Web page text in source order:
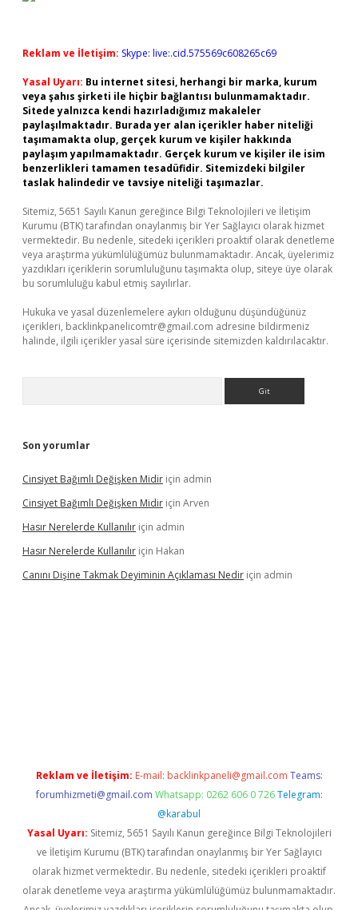
Reklam ve İletişim: Skype: live:.cid.575569c608265c69
Yasal Uyarı: Bu internet sitesi, herhangi bir marka, kurum
veya şahıs şirketi ile hiçbir bağlantısı bulunmamaktadır.
Sitede yalnızca kendi hazırladığımız makaleler
paylaşılmaktadır. Burada yer alan içerikler haber niteliği
taşımamakta olup, gerçek kurum ve kişiler hakkında
paylaşım yapılmamaktadır. Gerçek kurum ve kişiler ile isim
benzerlikleri tamamen tesadüfidir. Sitemizdeki bilgiler
taslak halindedir ve tavsiye niteliği taşımazlar.
Sitemiz, 5651 Sayılı Kanun gereğince Bilgi Teknolojileri ve İletişim
Kurumu (BTK) tarafından onaylanmış bir Yer Sağlayıcı olarak hizmet
vermektedir. Bu nedenle, sitedeki içerikleri proaktif olarak denetleme
veya araştırma yükümlülüğümüz bulunmamaktadır. Ancak, üyelerimiz
yazdıkları içeriklerin sorumluluğunu taşımakta olup, siteye üye olarak
bu sorumluluğu kabul etmiş sayılırlar.
Hukuka ve yasal düzenlemelere aykırı olduğunu düşündüğünüz
içerikleri, backlinkpanelicomtr@gmail.com adresine bildirmeniz
halinde, ilgili içerikler yasal süre içerisinde sitemizden kaldırılacaktır.
Son yorumlar
Cinsiyet Bağımlı Değişken Midir için admin
Cinsiyet Bağımlı Değişken Midir için Arven
Hasır Nerelerde Kullanılır için admin
Hasır Nerelerde Kullanılır için Hakan
Canını Dişine Takmak Deyiminin Açıklaması Nedir için admin
Reklam ve İletişim: E-mail: backlinkpaneli@gmail.com Teams:
forumhizmeti@gmail.com Whatsapp: 0262 606 0 726 Telegram:
@karabul
Yasal Uyarı: Sitemiz, 5651 Sayılı Kanun gereğince Bilgi Teknolojileri
ve İletişim Kurumu (BTK) tarafından onaylanmış bir Yer Sağlayıcı
olarak hizmet vermektedir. Bu nedenle, sitedeki içerikleri proaktif
olarak denetleme veya araştırma yükümlülüğümüz bulunmamaktadır.